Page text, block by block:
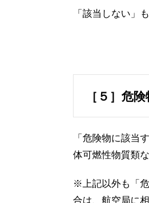
「該当しない」
［５］危
「危険物に該当
体可燃性物質類
※上記以外も「
合は、航空局に